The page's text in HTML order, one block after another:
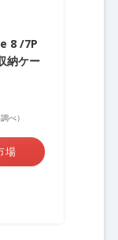
8 /7P
納ケー
べ）
場